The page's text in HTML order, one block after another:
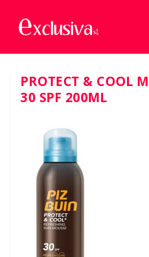
PROTECT & COOL
30 SPF 200ML